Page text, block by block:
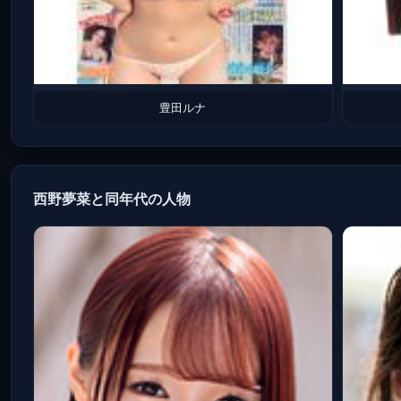
豊田ルナ
西野夢菜と同年代の人物